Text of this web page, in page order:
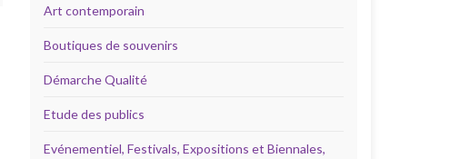
Art contemporain
Boutiques de souvenirs
Démarche Qualité
Etude des publics
Evénementiel, Festivals, Expositions et Biennales,